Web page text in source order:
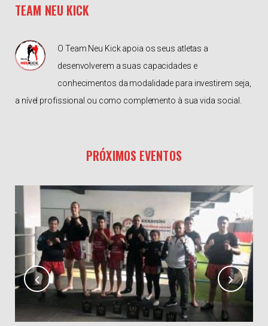
TEAM NEU KICK
O Team Neu Kick apoia os seus atletas a
desenvolverem a suas capacidades e
conhecimentos da modalidade para investirem seja,
a nível profissional ou como complemento à sua vida social.
PRÓXIMOS EVENTOS